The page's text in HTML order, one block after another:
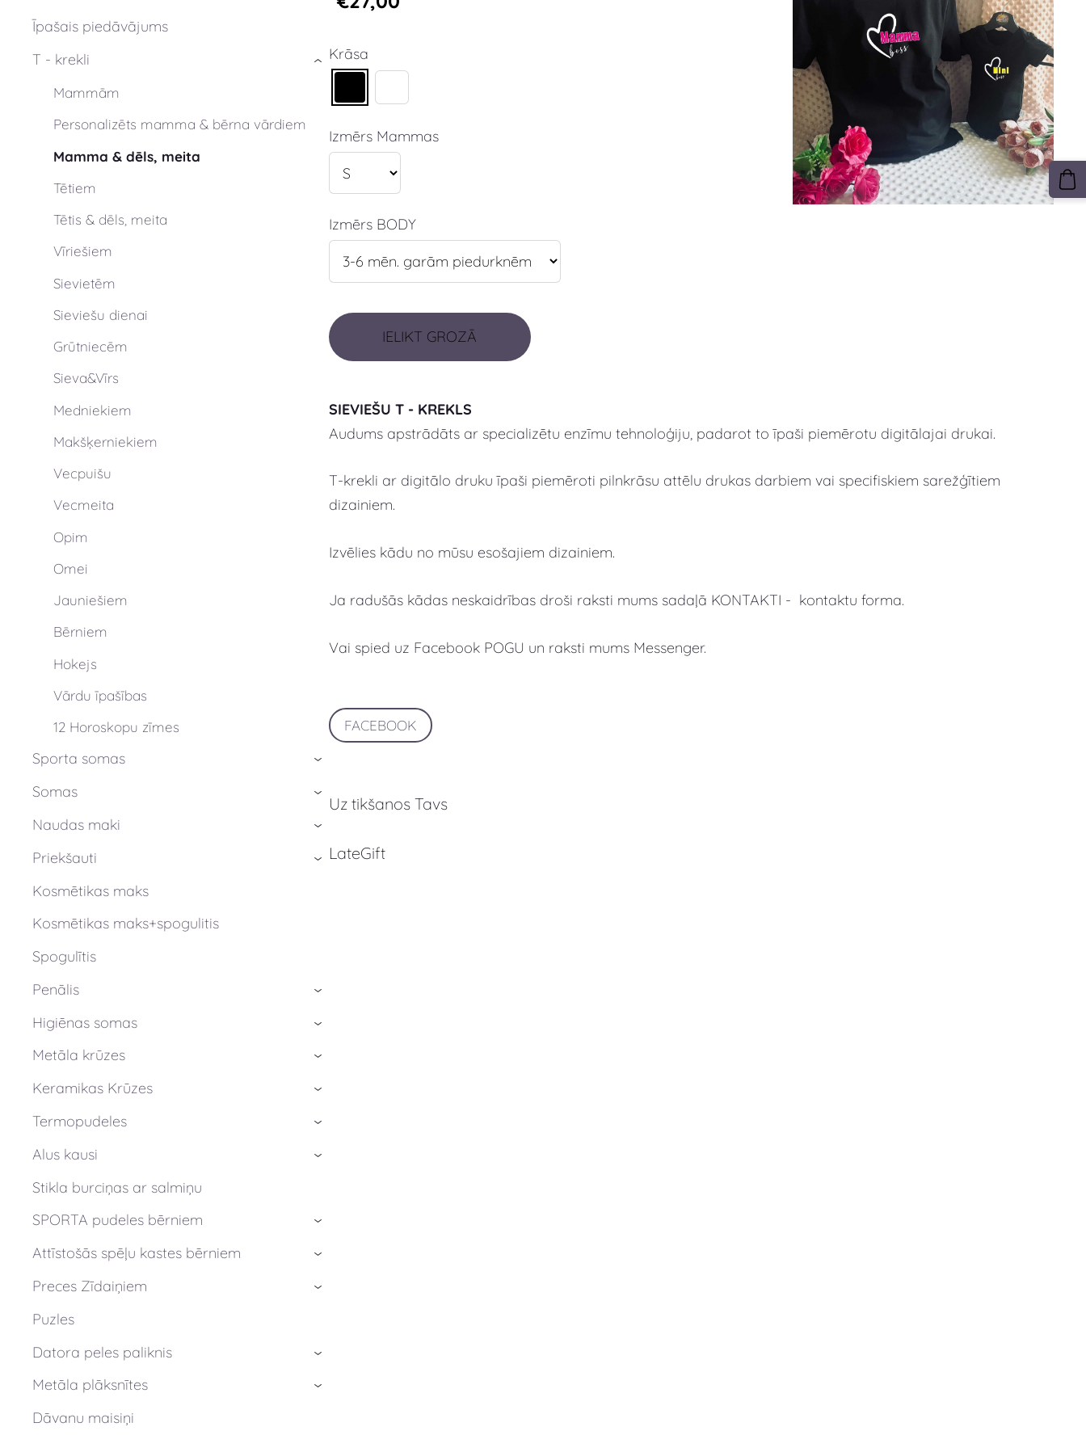
Īpašais piedāvājums
T - krekli
Mammām
Personalizēts mamma & bērna vārdiem
Mamma & dēls, meita
Tētiem
Tētis & dēls, meita
Vīriešiem
Sievietēm
Sieviešu dienai
Grūtniecēm
Sieva&Vīrs
Medniekiem
Makšķerniekiem
Vecpuišu
Vecmeita
Opim
Omei
Jauniešiem
Bērniem
Hokejs
Vārdu īpašības
12 Horoskopu zīmes
›
Sporta somas ›
Somas ›
Naudas maki ›
Priekšauti ›
Kosmētikas maks
Kosmētikas maks+spogulitis
Spogulītis
Penālis
›
Higiēnas somas ›
Metāla krūzes ›
Keramikas Krūzes ›
Termopudeles ›
Alus kausi ›
Stikla burciņas ar salmiņu
SPORTA pudeles bērniem
›
Attīstošās spēļu kastes bērniem ›
Preces Zīdaiņiem ›
Puzles
Datora peles paliknis
›
Metāla plāksnītes ›
Dāvanu maisiņi
Krāsa
Izmērs Mammas
Izmērs BODY
IELIKT GROZĀ
SIEVIEŠU T - KREKLS
Audums apstrādāts ar specializētu enzīmu tehnoloģiju, padarot to īpaši piemērotu digitālajai drukai.
T-krekli ar digitālo druku īpaši piemēroti pilnkrāsu attēlu drukas darbiem vai specifiskiem sarežģītiem
dizainiem.
Izvēlies kādu no mūsu esošajiem dizainiem.
Ja radušās kādas neskaidrības droši raksti mums sadaļā KONTAKTI - kontaktu forma.
Vai spied uz Facebook POGU un raksti mums Messenger.
FACEBOOK
Uz tikšanos Tavs
LateGift